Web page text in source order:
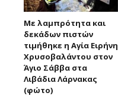
Με λαμπρότητα και
δεκάδων πιστών
τιμήθηκε η Αγία Ειρήνη
Χρυσοβαλάντου στον
Άγιο Σάββα στα
Λιβάδια Λάρνακας
(φώτο)